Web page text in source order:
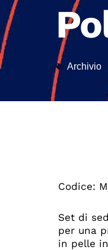
Archivio
Codice:
Set di
per una
in pelle